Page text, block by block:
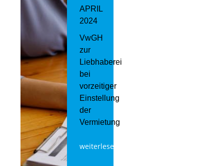
APRIL
2024
VwGH
zur
Liebhaberei
bei
vorzeitiger
Einstellung
der
Vermietung
weiterlesen